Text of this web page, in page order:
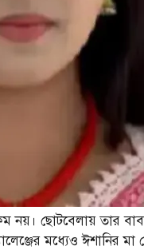
কম নয়। ছোটবেলায় তার
মধ্যেও ঈশানির